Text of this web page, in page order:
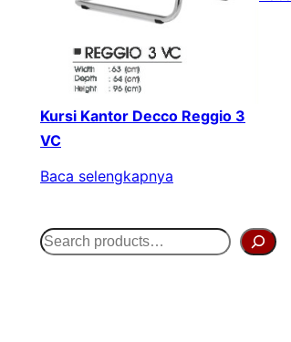
Kursi Kantor Decco Reggio 3
VC
Baca selengkapnya
S